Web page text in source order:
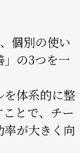
個別の使い
の3つを一
を体系的に整
とで、チー
率が大きく向